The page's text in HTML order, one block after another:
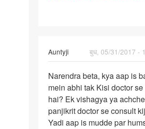
Auntyji
बुध, 05/31/2017 -
In
reply
to
Mere
ling
ki
nichli
Narendra
beta,
kya
aap
is
Narendra beta, kya aap is
mein abhi tak Kisi doctor
hai? Ek vishagya ya achche
panjikrit doctor se consult
Yadi aap is mudde par